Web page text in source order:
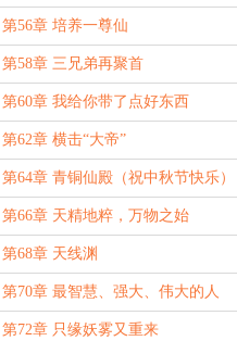
限！
第56章 培养一尊仙
第58章 三兄弟再聚首
第60章 我给你带了点好东西
第62章 横击“大帝”
第64章 青铜仙殿（祝中秋节快乐）
第66章 天精地粹，万物之始
第68章 天线渊
第70章 最智慧、强大、伟大的人
第72章 只缘妖雾又重来